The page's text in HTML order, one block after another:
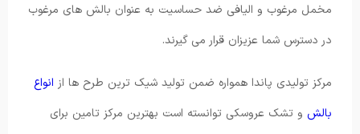
مخمل مرغوب و الیافی ضد حساسیت به عنوان بالش های مرغوب
در دسترس شما عزیزان قرار می گیرند.
مرکز تولیدی پاندا همواره ضمن تولید شیک ترین طرح ها از انواع
بالش و تشک عروسکی توانسته است بهترین مرکز تامین برای